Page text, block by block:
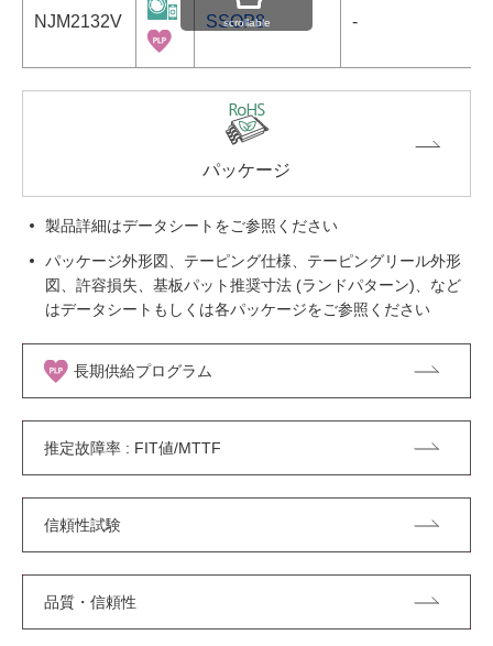
NJM2132V SSOP8 -
scrollable
パッケージ
製品詳細はデータシートをご参照ください
パッケージ外形図、テーピング仕様、テーピングリール外形
図、許容損失、基板パット推奨寸法 (ランドパターン)、など
はデータシートもしくは各パッケージをご参照ください
長期供給プログラム
推定故障率 : FIT値/MTTF
信頼性試験
品質・信頼性